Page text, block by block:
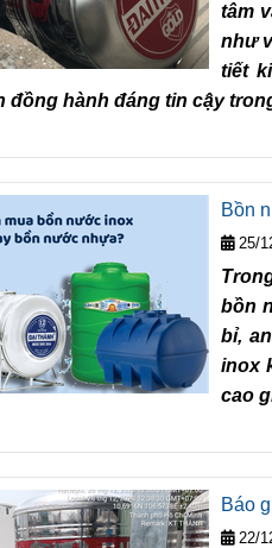
tâm
như
tiết
đồng hành đáng tin cậy
Bồn
25/
bồn
bỉ,
inox
cao
Báo
22/